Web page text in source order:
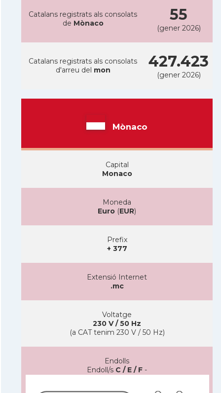
Catalans registrats als consolats
de Mònaco 55
(gener 2026)
Catalans registrats als consolats
d'arreu del mon 427.423
(gener 2026)
Mònaco
Capital
Monaco
Moneda
Euro (EUR)
Prefix
+ 377
Extensió Internet
.mc
Voltatge
230 V / 50 Hz
(a CAT tenim 230 V / 50 Hz)
Endolls
Endoll/s C / E / F -